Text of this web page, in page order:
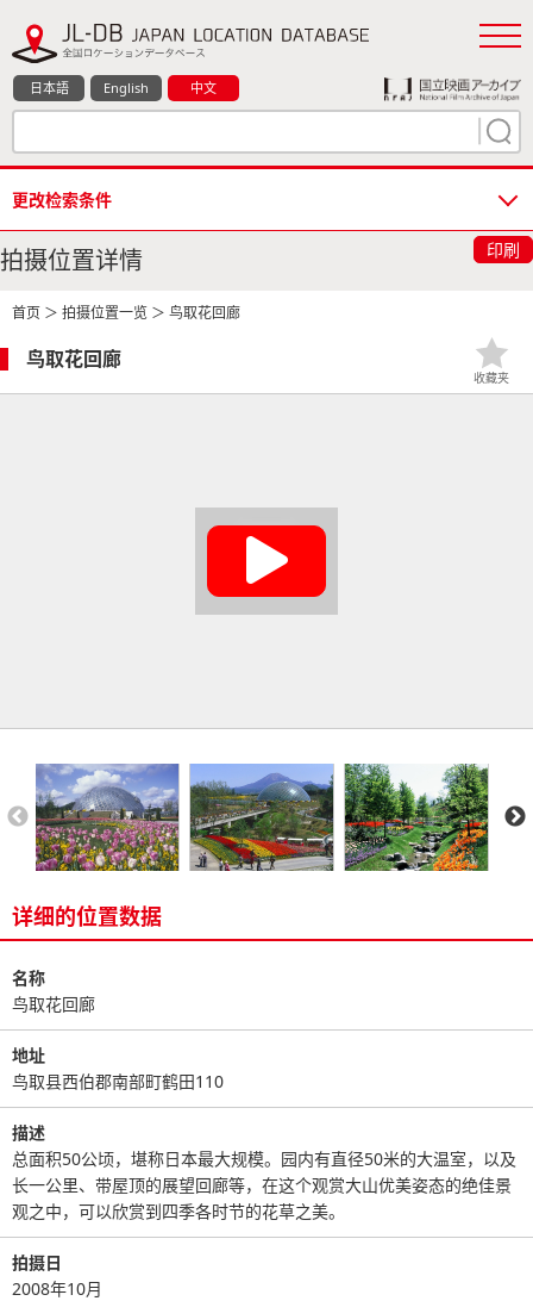
日本語 English 中文
更改检索条件
拍摄位置详情 印刷
首页 ＞ 拍摄位置一览 ＞ 鸟取花回廊
鸟取花回廊
收藏夹
详细的位置数据
名称
鸟取花回廊
地址
鸟取县西伯郡南部町鹤田110
描述
总面积50公顷，堪称日本最大规模。园内有直径50米的大温室，以及
长一公里、带屋顶的展望回廊等，在这个观赏大山优美姿态的绝佳景
观之中，可以欣赏到四季各时节的花草之美。
拍摄日
2008年10月